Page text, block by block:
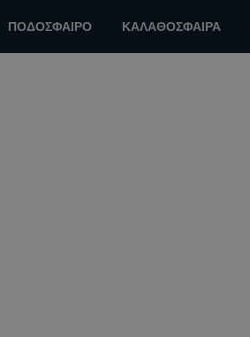
ΠΟΔΟΣΦΑΙΡΟ ΚΑΛΑΘΟΣΦΑΙΡΑ